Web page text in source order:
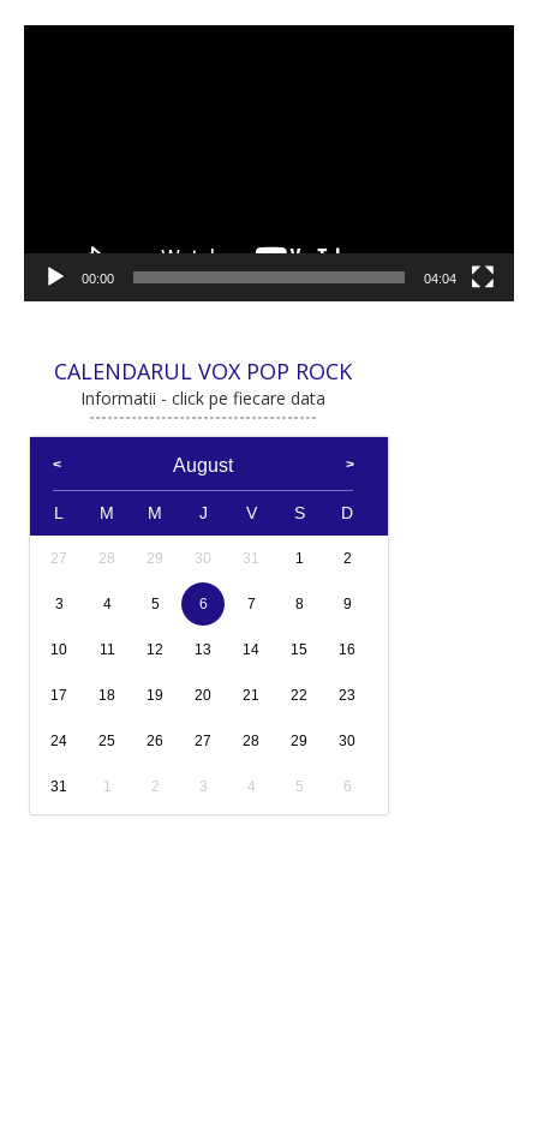
00:00 04:04
CALENDARUL VOX POP ROCK
Informatii - click pe fiecare data
August
L M M J V S D
27 28 29 30 31 1 2
3 4 5 6 7 8 9
10 11 12 13 14 15 16
17 18 19 20 21 22 23
24 25 26 27 28 29 30
31 1 2 3 4 5 6